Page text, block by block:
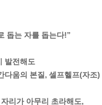
돕는 자를 돕는다!”
발전해도
다움의 본질, 셀프헬프(자조)
리가 아무리 초라해도,